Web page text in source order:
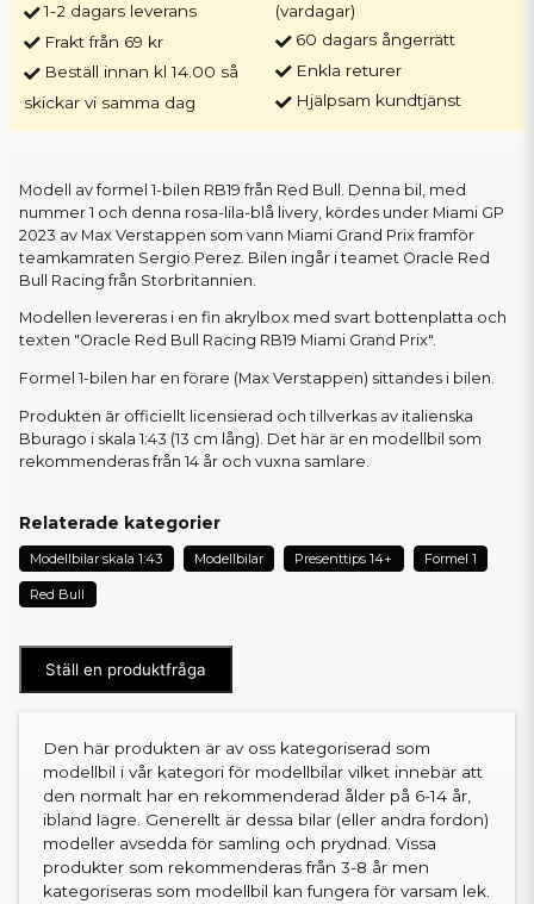
1-2 dagars leverans
Frakt från 69 kr
Beställ innan kl 14.00 så
skickar vi samma dag
(vardagar)
60 dagars ångerrätt
Enkla returer
Hjälpsam kundtjänst
Modell av formel 1-bilen RB19 från Red Bull. Denna bil, med
nummer 1 och denna rosa-lila-blå livery, kördes under Miami GP
2023 av Max Verstappen som vann Miami Grand Prix framför
teamkamraten Sergio Perez. Bilen ingår i teamet Oracle Red
Bull Racing från Storbritannien.
Modellen levereras i en fin akrylbox med svart bottenplatta och
texten "Oracle Red Bull Racing RB19 Miami Grand Prix".
Formel 1-bilen har en förare (Max Verstappen) sittandes i bilen.
Produkten är officiellt licensierad och tillverkas av italienska
Bburago i skala 1:43 (13 cm lång). Det här är en modellbil som
rekommenderas från 14 år och vuxna samlare.
Relaterade kategorier
Modellbilar skala 1:43 Modellbilar Presenttips 14+ Formel 1
Red Bull
Ställ en produktfråga
Den här produkten är av oss kategoriserad som
modellbil i vår kategori för modellbilar vilket innebär att
den normalt har en rekommenderad ålder på 6-14 år,
ibland lägre. Generellt är dessa bilar (eller andra fordon)
modeller avsedda för samling och prydnad. Vissa
produkter som rekommenderas från 3-8 år men
kategoriseras som modellbil kan fungera för varsam lek.